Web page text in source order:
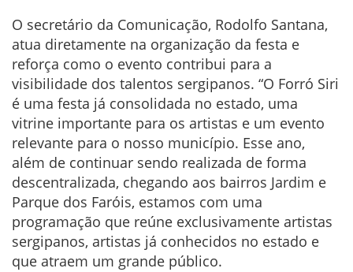
O secretário da Comunicação, Rodolfo Santana,
atua diretamente na organização da festa e
reforça como o evento contribui para a
visibilidade dos talentos sergipanos. “O Forró Siri
é uma festa já consolidada no estado, uma
vitrine importante para os artistas e um evento
relevante para o nosso município. Esse ano,
além de continuar sendo realizada de forma
descentralizada, chegando aos bairros Jardim e
Parque dos Faróis, estamos com uma
programação que reúne exclusivamente artistas
sergipanos, artistas já conhecidos no estado e
que atraem um grande público.